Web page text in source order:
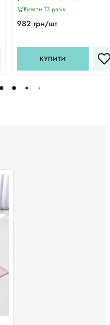
розмірами), рожевий (300
г/м²)Купили 13 разiв
982 грн/шт
КУПИТИ